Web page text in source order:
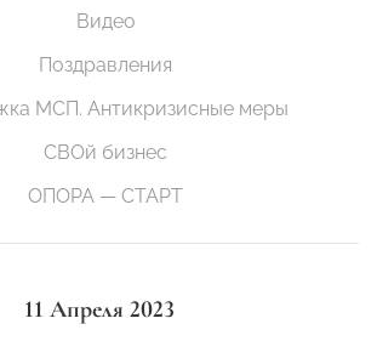
Видео
Поздравления
МСП. Антикризисные меры
СВОй бизнес
ОПОРА — СТАРТ
11 Апреля 2023